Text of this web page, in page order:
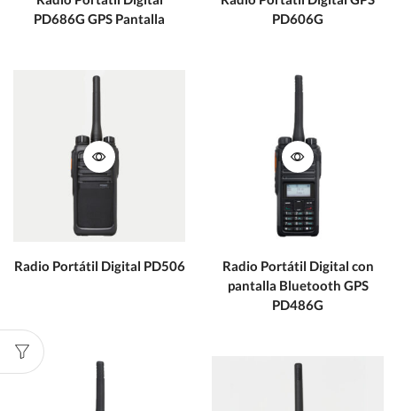
PD686G GPS Pantalla
PD606G
Radio Portátil Digital PD506
Radio Portátil Digital con
pantalla Bluetooth GPS
PD486G